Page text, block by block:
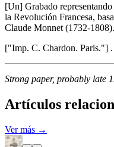
[Un] Grabado representando
la Revolución Francesa,
Claude Monnet (1732-1808).
["Imp. C. Chardon. Paris."] .
Strong paper, probably late
Artículos
Ver más →